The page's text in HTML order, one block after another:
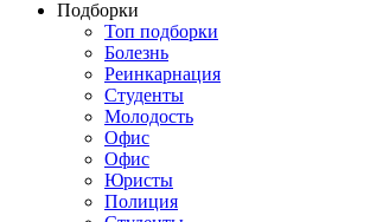
Подборки
Топ подборки
Болезнь
Реинкарнация
Студенты
Молодость
Офис
Офис
Юристы
Полиция